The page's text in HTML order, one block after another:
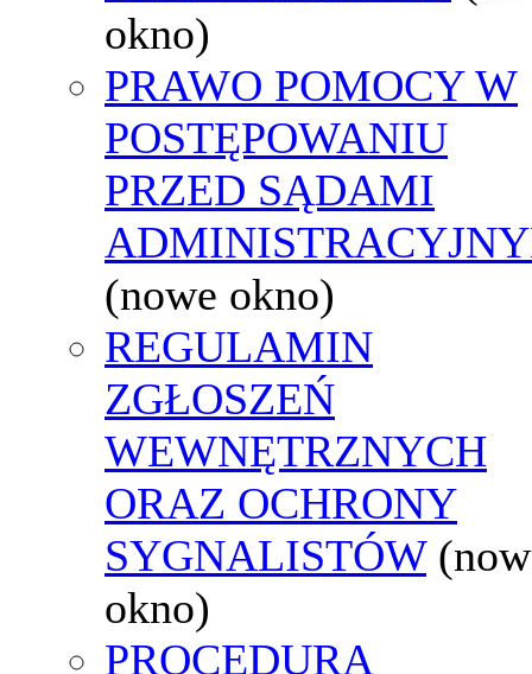
okno)
PRAWO POMOCY W
POSTĘPOWANIU
PRZED SĄDAMI
(nowe okno)
REGULAMIN
ZGŁOSZEŃ
WEWNĘTRZNYCH
ORAZ OCHRONY
SYGNALISTÓW
okno)
PROCEDURA